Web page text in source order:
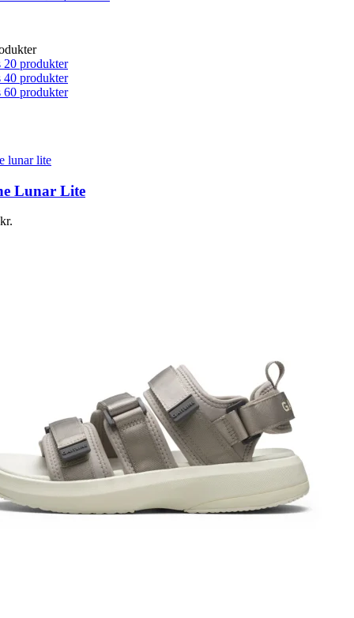
20 produkter
40 produkter
60 produkter
Lunar Lite
kr.